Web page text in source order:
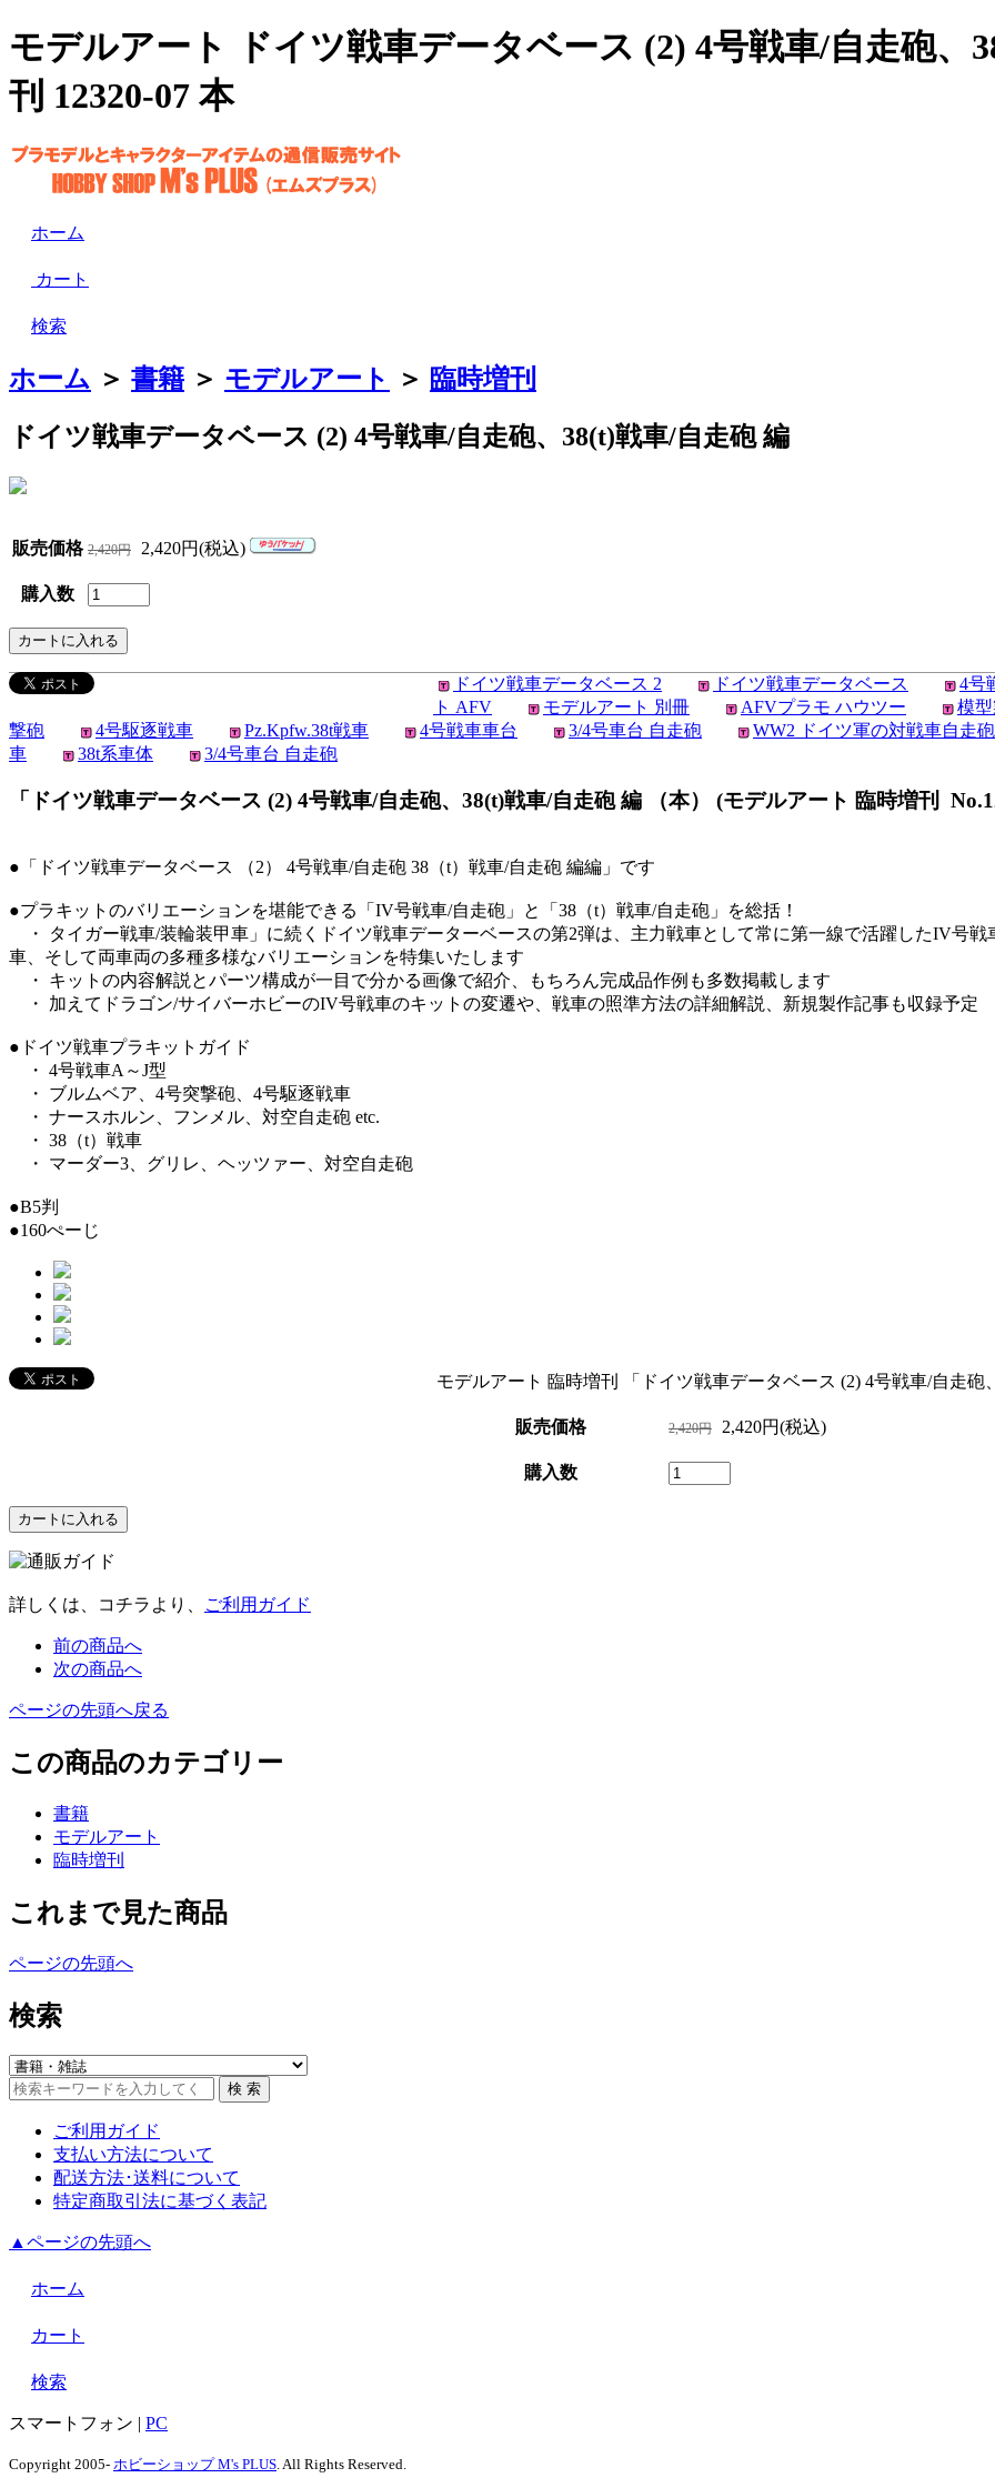
モデルアート ドイツ戦車データベース (2) 4号戦車/自走砲、
刊 12320-07 本
ホーム
カート
検索
ホーム ＞ 書籍 ＞ モデルアート ＞ 臨時増刊
ドイツ戦車データベース (2) 4号戦車/自走砲、38(t)戦車/自走砲 編
販売価格 2,420円 2,420円(税込)
購入数
ドイツ戦車データベース 2 ドイツ戦車データベース 4号
ト AFV
モデルアート 別冊 AFVプラモ ハウツー 模
撃砲
4号駆逐戦車 Pz.Kpfw.38t戦車 4号戦車車台 3/4号車台 自走砲 WW2 ドイツ軍の対戦車自走砲
車
38t系車体 3/4号車台 自走砲
「ドイツ戦車データベース (2) 4号戦車/自走砲、38(t)戦車/自走砲 編 （本） (モデルアート 臨時増刊
●「ドイツ戦車データベース （2） 4号戦車/自走砲 38（t）戦車/自走砲 編編」です
●プラキットのバリエーションを堪能できる「IV号戦車/自走砲」と「38（t）戦車/自走砲」を総括！
・ タイガー戦車/装輪装甲車」に続くドイツ戦車データーベースの第2弾は、主力戦車として常に第一線で活躍したIV号
車、そして両車両の多種多様なバリエーションを特集いたします
・ キットの内容解説とパーツ構成が一目で分かる画像で紹介、もちろん完成品作例も多数掲載します
・ 加えてドラゴン/サイバーホビーのIV号戦車のキットの変遷や、戦車の照準方法の詳細解説、新規製作記事も収録予定
●ドイツ戦車プラキットガイド
・ 4号戦車A～J型
・ ブルムベア、4号突撃砲、4号駆逐戦車
・ ナースホルン、フンメル、対空自走砲 etc.
・ 38（t）戦車
・ マーダー3、グリレ、ヘッツァー、対空自走砲
●B5判
●160ぺーじ
モデルアート 臨時増刊 「ドイツ戦車データベース (2) 4号戦車/自走砲
販売価格 2,420円 2,420円(税込)
購入数
詳しくは、コチラより、 ご利用ガイド
前の商品へ
次の商品へ
ページの先頭へ戻る
この商品のカテゴリー
書籍
モデルアート
臨時増刊
これまで見た商品
ページの先頭へ
検索
ご利用ガイド
支払い方法について
配送方法･送料について
特定商取引法に基づく表記
▲ページの先頭へ
ホーム
カート
検索
スマートフォン PC
Copyright 2005- ホビーショップ M's PLUS. All Rights Reserved.